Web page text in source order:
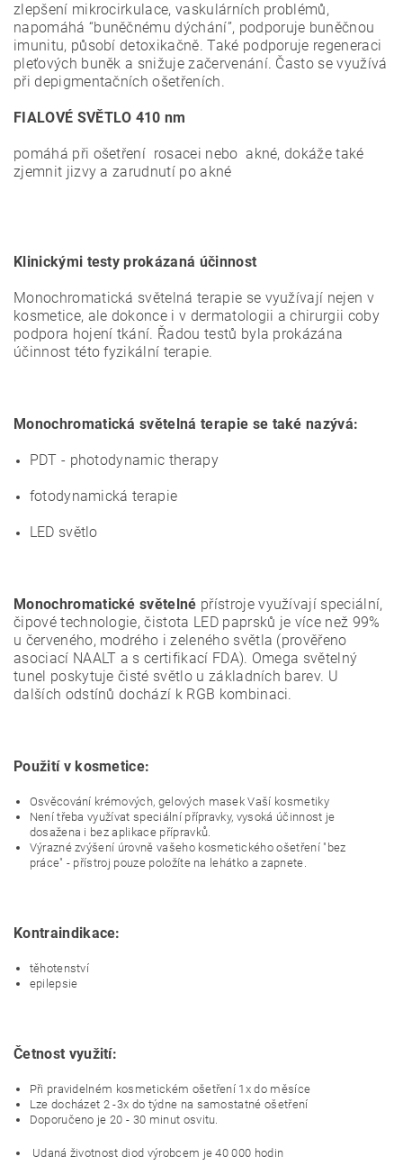
zlepšení mikrocirkulace, vaskulárních problémů,
napomáhá “buněčnému dýchání”, podporuje buněčnou
imunitu, působí detoxikačně. Také podporuje regeneraci
pleťových buněk a snižuje začervenání. Často se využívá
při depigmentačních ošetřeních.
FIALOVÉ SVĚTLO 410 nm
pomáhá při ošetření rosacei nebo akné, dokáže také
zjemnit jizvy a zarudnutí po akné
Klinickými testy prokázaná účinnost
Monochromatická světelná terapie se využívají nejen v
kosmetice, ale dokonce i v dermatologii a chirurgii coby
podpora hojení tkání. Řadou testů byla prokázána
účinnost této fyzikální terapie.
Monochromatická světelná terapie se také nazývá:
PDT - photodynamic therapy
fotodynamická terapie
LED světlo
Monochromatické světelné přístroje využívají speciální,
čipové technologie, čistota LED paprsků je více než 99%
u červeného, modrého i zeleného světla (prověřeno
asociací NAALT a s certifikací FDA). Omega světelný
tunel poskytuje čisté světlo u základních barev. U
dalších odstínů dochází k RGB kombinaci.
Použití v kosmetice:
Osvěcování krémových, gelových masek Vaší kosmetiky
Není třeba využívat speciální přípravky, vysoká účinnost je
dosažena i bez aplikace přípravků.
Výrazné zvýšení úrovně vašeho kosmetického ošetření "bez
práce" - přístroj pouze položíte na lehátko a zapnete.
Kontraindikace:
těhotenství
epilepsie
Četnost využití:
Při pravidelném kosmetickém ošetření 1x do měsíce
Lze docházet 2 -3x do týdne na samostatné ošetření
Doporučeno je 20 - 30 minut osvitu.
Udaná životnost diod výrobcem je 40 000 hodin